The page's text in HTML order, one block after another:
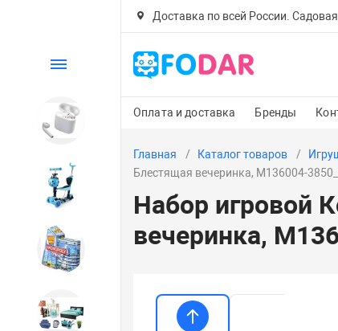
Доставка по всей России.
Оплата и доставка Бренды
Каталог
Электроника
Настольные игры
Главная Каталог товаров
Блестящая вечеринка, M136004-
Набор игровой
вечеринка,